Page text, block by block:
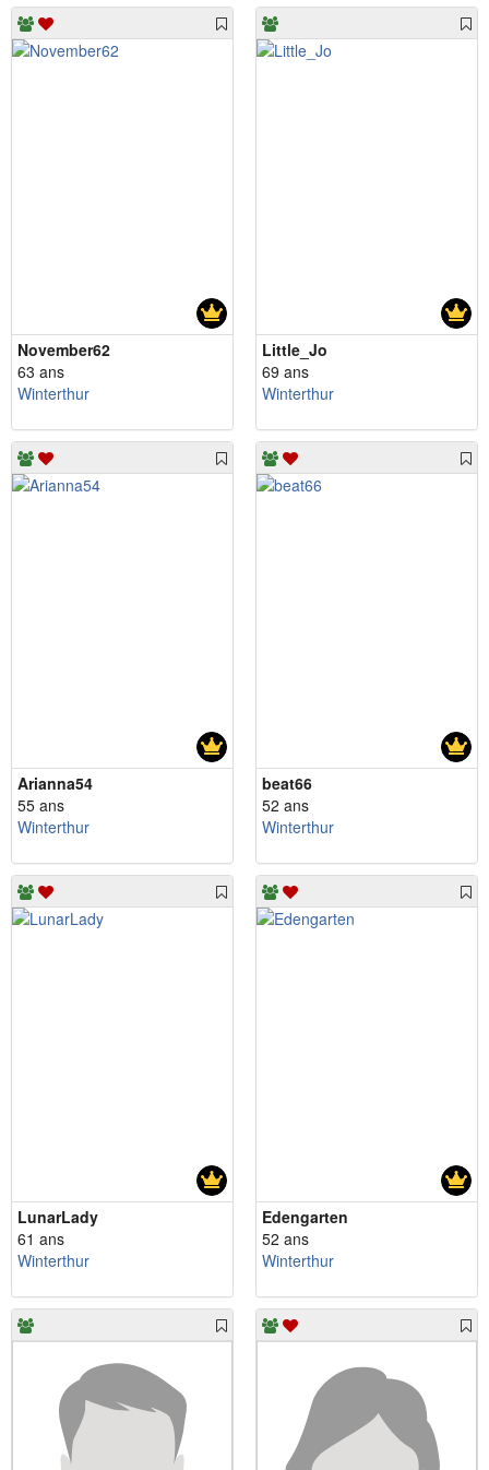
November62
63 ans
Winterthur
Little_Jo
69 ans
Winterthur
Arianna54
55 ans
Winterthur
beat66
52 ans
Winterthur
LunarLady
61 ans
Winterthur
Edengarten
52 ans
Winterthur